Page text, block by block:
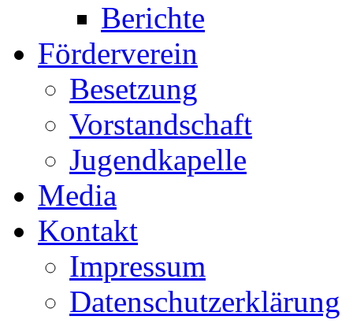
Berichte
Förderverein
Besetzung
Vorstandschaft
Jugendkapelle
Media
Kontakt
Impressum
Datenschutzerklärung